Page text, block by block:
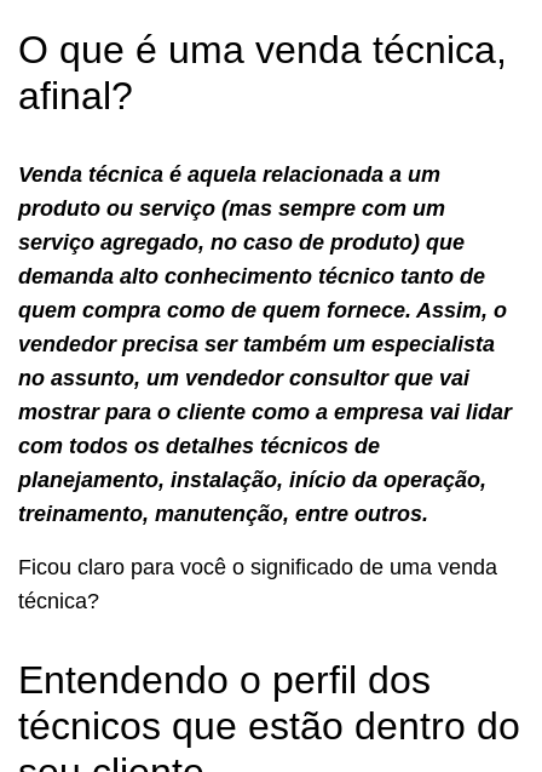
O que é uma venda técnica,
afinal?
Venda técnica é aquela relacionada a um
produto ou serviço (mas sempre com um
serviço agregado, no caso de produto) que
demanda alto conhecimento técnico tanto de
quem compra como de quem fornece. Assim, o
vendedor precisa ser também um especialista
no assunto, um vendedor consultor que vai
mostrar para o cliente como a empresa vai lidar
com todos os detalhes técnicos de
planejamento, instalação, início da operação,
treinamento, manutenção, entre outros.
Ficou claro para você o significado de uma venda
técnica?
Entendendo o perfil dos
técnicos que estão dentro do